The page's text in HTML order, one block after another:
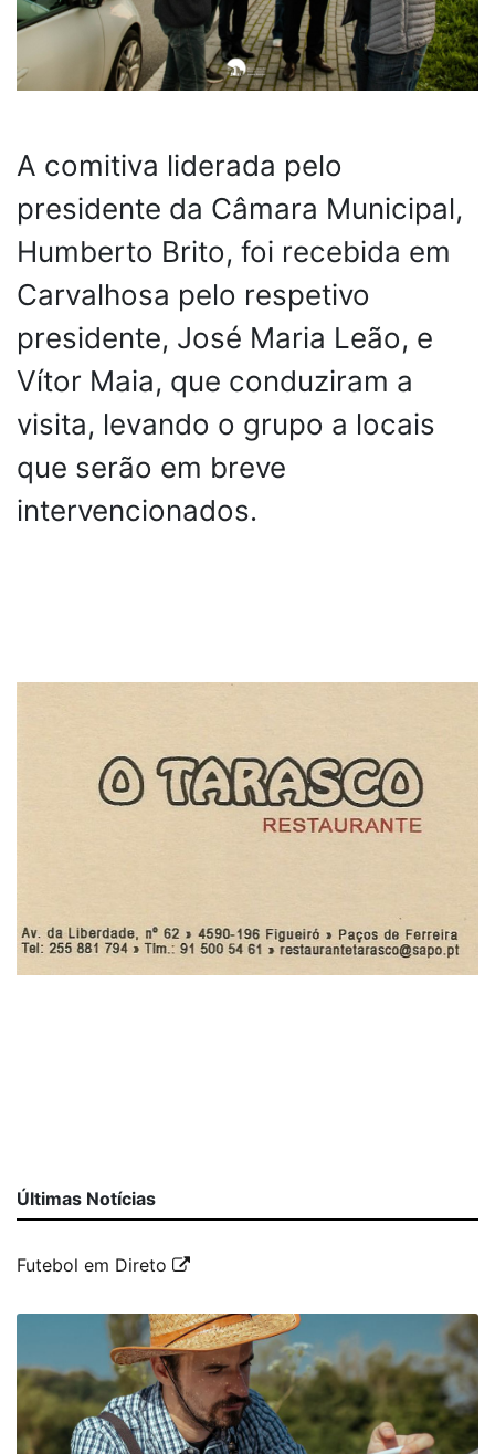
A comitiva liderada pelo
presidente da Câmara Municipal,
Humberto Brito, foi recebida em
Carvalhosa pelo respetivo
presidente, José Maria Leão, e
Vítor Maia, que conduziram a
visita, levando o grupo a locais
que serão em breve
intervencionados.
Últimas Notícias
Futebol em Direto